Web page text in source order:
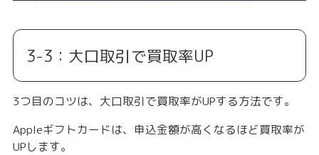
3-3：大口取引で買取率UP
3つ目のコツは、大口取引で買取率がUPする方法です。
Appleギフトカードは、申込金額が高くなるほど買取率が
UPします。